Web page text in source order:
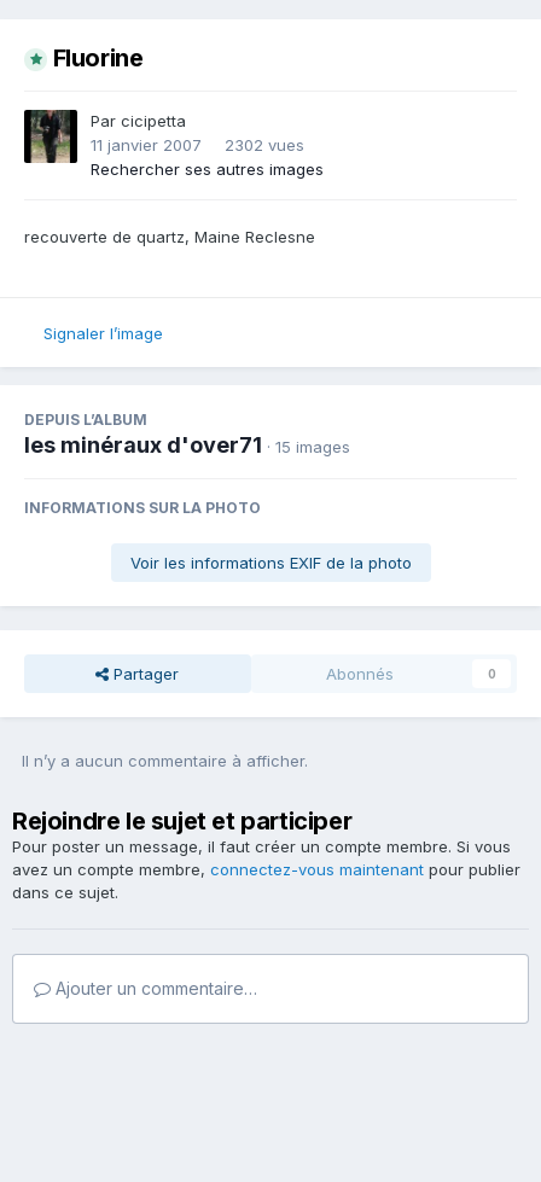
Fluorine
Par cicipetta
11 janvier 2007
2302 vues
Rechercher ses autres images
recouverte de quartz, Maine Reclesne
Signaler l’image
DEPUIS L’ALBUM
les minéraux d'over71 · 15 images
INFORMATIONS SUR LA PHOTO
Voir les informations EXIF de la photo
Partager Abonnés 0
Il n’y a aucun commentaire à afficher.
Rejoindre le sujet et participer
Pour poster un message, il faut créer un compte membre. Si vous
avez un compte membre, connectez-vous maintenant pour publier
dans ce sujet.
Ajouter un commentaire…